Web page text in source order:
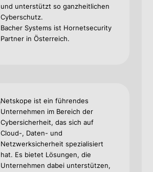
und unterstützt so ganzheitlichen
Cyber­schutz.
Bacher Systems ist Hornetsecurity
Partner in Österreich.
Netskope ist ein führendes
Unternehmen im Bereich der
Cybersicherheit, das sich auf
Cloud-, Daten- und
Netzwerksicherheit spezialisiert
hat. Es bietet Lösungen, die
Unternehmen dabei unterstützen,